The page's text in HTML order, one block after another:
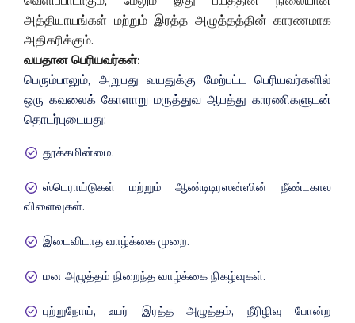
அத்தியாயங்கள் மற்றும் இரத்த அழுத்தத்தின் காரணமாக
அதிகரிக்கும்.
வயதான பெரியவர்கள்:
பெரும்பாலும், அறுபது வயதுக்கு மேற்பட்ட பெரியவர்களில்
ஒரு கவலைக் கோளாறு மருத்துவ ஆபத்து காரணிகளுடன்
தொடர்புடையது:
தூக்கமின்மை.
ஸ்டெராய்டுகள் மற்றும் ஆண்டிடிரஸன்ஸின் நீண்டகால
விளைவுகள்.
இடைவிடாத வாழ்க்கை முறை.
மன அழுத்தம் நிறைந்த வாழ்க்கை நிகழ்வுகள்.
புற்றுநோய், உயர் இரத்த அழுத்தம், நீரிழிவு போன்ற